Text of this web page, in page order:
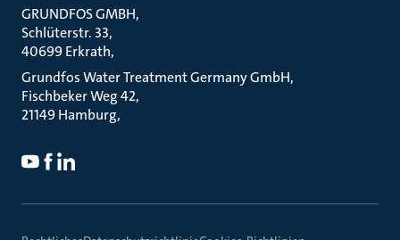
GRUNDFOS GMBH
Schlüterstr. 33
40699 Erkrath
Grundfos Water Treatment Germany GmbH
Fischbeker Weg 42
21149 Hamburg